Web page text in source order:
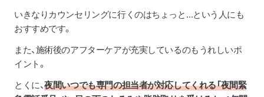
いきなりカウンセリングに行くのはちょっと…という人にも
おすすめです。
また、施術後のアフターケアが充実しているのもうれしいポ
イント。
とくに、夜間いつでも専門の担当者が対応してくれる「夜間緊